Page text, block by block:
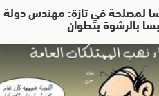
لمصلحة في تازة: مهندس دولة
بالرشوة بتطوان